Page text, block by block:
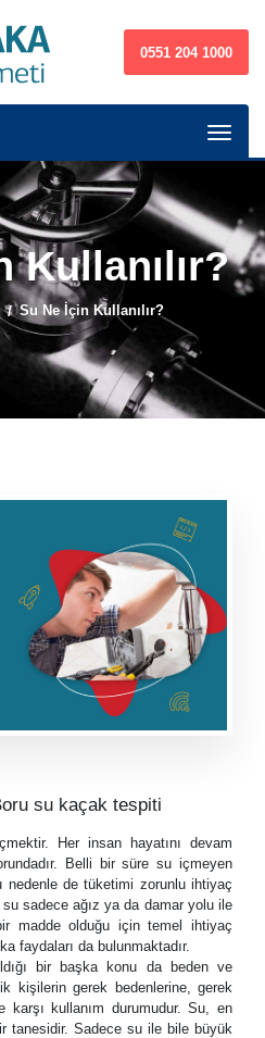
0551 204 1000
Kullanılır?
Su Ne İçin Kullanılır?
su kaçak tespiti
Her insan hayatını devam
Belli bir süre su içmeyen
nedenle de tüketimi zorunlu ihtiyaç
su sadece ağız ya da damar yolu ile
madde olduğu için temel ihtiyaç
faydaları da bulunmaktadır.
bir başka konu da beden ve
kişilerin gerek bedenlerine, gerek
karşı kullanım durumudur. Su, en
tanesidir. Sadece su ile bile büyük